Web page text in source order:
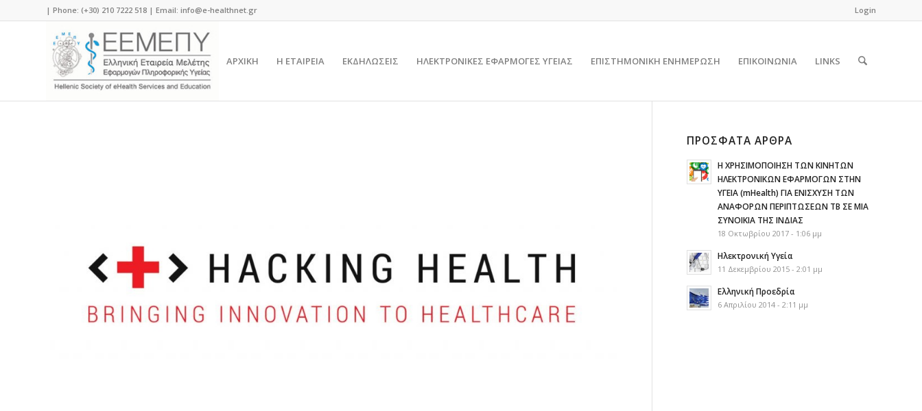
Login
| Phone: (+30) 210 7222 518 | Email: info@e-healthnet.gr
ΑΡΧΙΚΗ Η ΕΤΑΙΡΕΙΑ ΕΚΔΗΛΩΣΕΙΣ ΗΛΕΚΤΡΟΝΙΚΕΣ ΕΦΑΡΜΟΓΕΣ ΥΓΕΙΑΣ ΕΠΙΣΤΗΜΟΝΙΚΗ ΕΝΗΜΕΡΩΣΗ ΕΠΙΚΟΙΝΩΝΙΑ LINKS
ΠΡΌΣΦΑΤΑ ΆΡΘΡΑ
Η ΧΡΗΣΙΜΟΠΟΙΗΣΗ ΤΩΝ ΚΙΝΗΤΩΝ
ΗΛΕΚΤΡΟΝΙΚΩΝ ΕΦΑΡΜΟΓΩΝ ΣΤΗΝ
ΥΓΕΙΑ (mHealth) ΓΙΑ ΕΝΙΣΧΥΣΗ ΤΩΝ
ΑΝΑΦΟΡΩΝ ΠΕΡΙΠΤΩΣΕΩΝ ΤΒ ΣΕ ΜΙΑ
ΣΥΝΟΙΚΙΑ ΤΗΣ ΙΝΔΙΑΣ
18 Οκτωβρίου 2017 - 1:06 μμ
Ηλεκτρονική Υγεία
11 Δεκεμβρίου 2015 - 2:01 μμ
Ελληνική Προεδρία
6 Απριλίου 2014 - 2:11 μμ